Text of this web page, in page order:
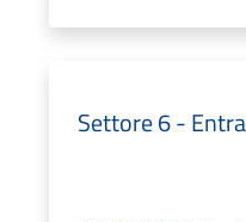
Settore 6 -